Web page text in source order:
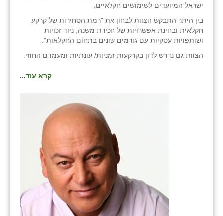
ישראל המיועדים לשימושים חקלאיים.
בין היתר התבקש הצוות לבחון את "רמת הסחירות של קרקע
חקלאית ובחינת אפשרויות של חכירת משנה, ניוד זכויות
ושותפויות עסקיות עם גורמים שונים בתחום החקלאות".
הצוות גם נדרש לדון בקרקעות זמניות/ עונתיות ומעמדם החוזי.
קרא עוד...